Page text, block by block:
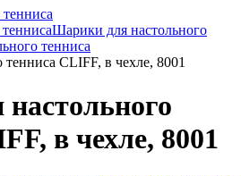
Шарики для настольного
тенниса
тенниса CLIFF, в чехле, 8001
в чехле, 8001